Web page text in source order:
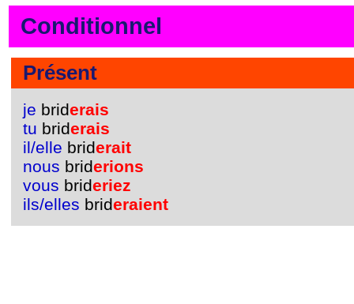
Conditionnel
Présent
je briderais
tu briderais
il/elle briderait
nous briderions
vous brideriez
ils/elles brideraient